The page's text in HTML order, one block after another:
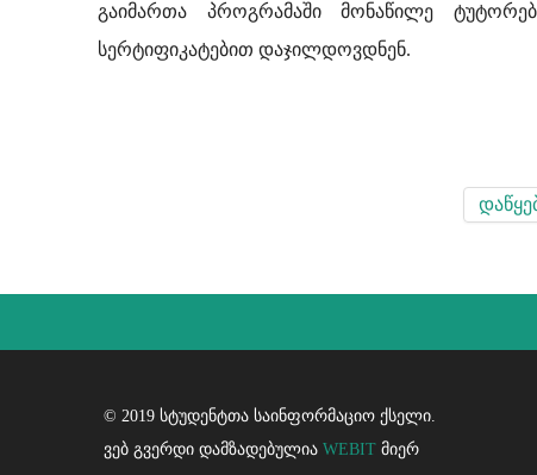
გაიმართა პროგრამაში მონაწილე
სერტიფიკატებით დაჯილდოვდნენ.
© 2019 სტუდენტთა საინფორმაციო ქსელი.
ვებ გვერდი დამზადებულია WEBIT მიერ